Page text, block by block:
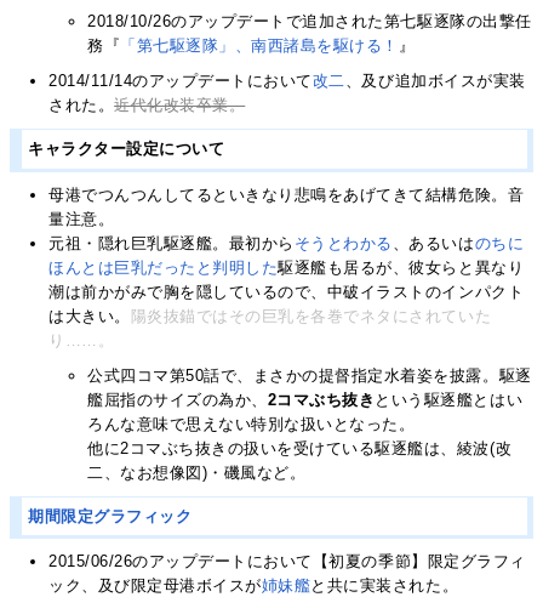
2018/10/26のアップデートで追加された第七駆逐隊の出撃任
務『 「第七駆逐隊」、南西諸島を駆ける！ 』
2014/11/14のアップデートにおいて改二、及び追加ボイスが実装
された。近代化改装卒業。
キャラクター設定について
母港でつんつんしてるといきなり悲鳴をあげてきて結構危険。音
量注意。
元祖・隠れ巨乳駆逐艦。最初から そうと わかる 、あるいはのちに
ほんとは巨乳だったと判明した駆逐艦も居るが、彼女らと異なり
潮は前かがみで胸を隠しているので、中破イラストのインパクト
は大きい。
陽炎抜錨ではその巨乳を各巻でネタにされていた
り……。
公式四コマ第50話で、まさかの提督指定水着姿を披露。駆逐
艦屈指のサイズの為か、 2コマぶち抜き という駆逐艦とはい
ろんな意味で思えない特別な扱いとなった。
他に2コマぶち抜きの扱いを受けている駆逐艦は、綾波(改
二、なお想像図)・磯風など。
期間限定グラフィック
2015/06/26のアップデートにおいて【初夏の季節】限定グラフィ
ック、及び限定母港ボイスが姉妹艦と共に実装された。